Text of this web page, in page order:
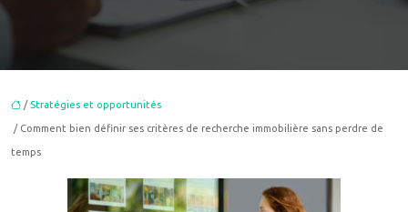
/ Stratégies et opportunités
/ Comment bien définir ses critères de recherche immobilière sans perdre de
temps